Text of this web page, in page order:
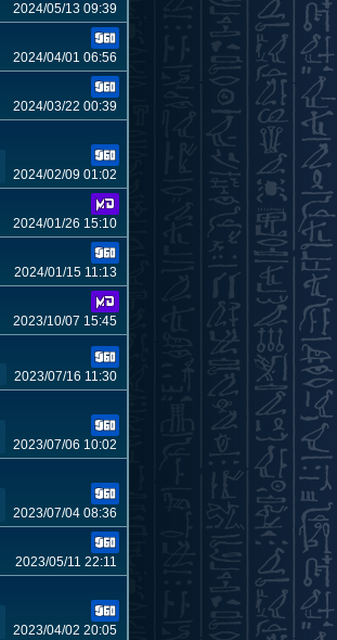
2024/05/13 09:39
2024/04/01 06:56
2024/03/22 00:39
2024/02/09 01:02
2024/01/26 15:10
2024/01/15 11:13
2023/10/07 15:45
2023/07/16 11:30
2023/07/06 10:02
2023/07/04 08:36
2023/05/11 22:11
2023/04/02 20:05